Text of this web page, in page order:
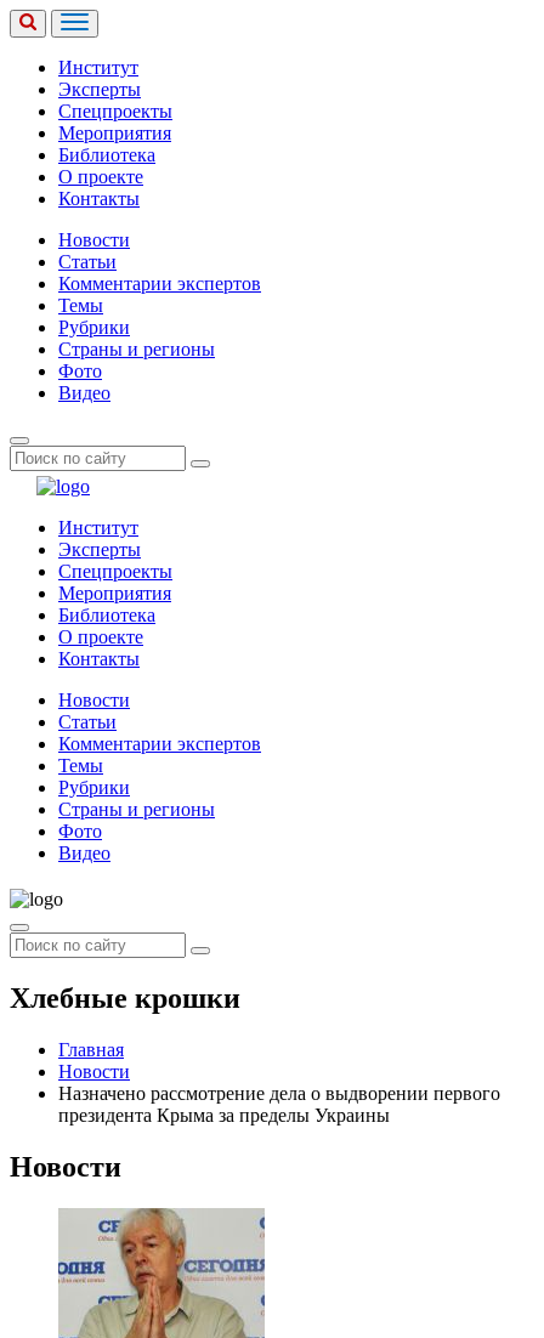
Институт
Эксперты
Спецпроекты
Мероприятия
Библиотека
О проекте
Контакты
Новости
Статьи
Комментарии экспертов
Темы
Рубрики
Страны и регионы
Фото
Видео
Институт
Эксперты
Спецпроекты
Мероприятия
Библиотека
О проекте
Контакты
Новости
Статьи
Комментарии экспертов
Темы
Рубрики
Страны и регионы
Фото
Видео
Хлебные крошки
Главная
Новости
Назначено рассмотрение дела о выдворении первого
президента Крыма за пределы Украины
Новости